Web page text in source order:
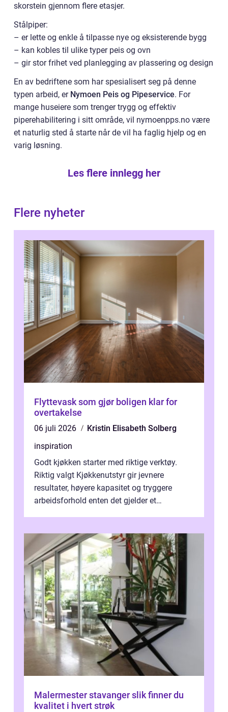
skorstein gjennom flere etasjer.
Stålpiper:
– er lette og enkle å tilpasse nye og eksisterende bygg
– kan kobles til ulike typer peis og ovn
– gir stor frihet ved planlegging av plassering og design
En av bedriftene som har spesialisert seg på denne
typen arbeid, er Nymoen Peis og Pipeservice. For
mange huseiere som trenger trygg og effektiv
piperehabilitering i sitt område, vil nymoenpps.no være
et naturlig sted å starte når de vil ha faglig hjelp og en
varig løsning.
Les flere innlegg her
Flere nyheter
Flyttevask som gjør boligen klar for
overtakelse
06 juli 2026
Kristin Elisabeth Solberg
inspiration
Godt kjøkken starter med riktige verktøy.
Riktig valgt Kjøkkenutstyr gir jevnere
resultater, høyere kapasitet og tryggere
arbeidsforhold enten det gjelder et
Malermester stavanger slik finner du
kvalitet i hvert strøk